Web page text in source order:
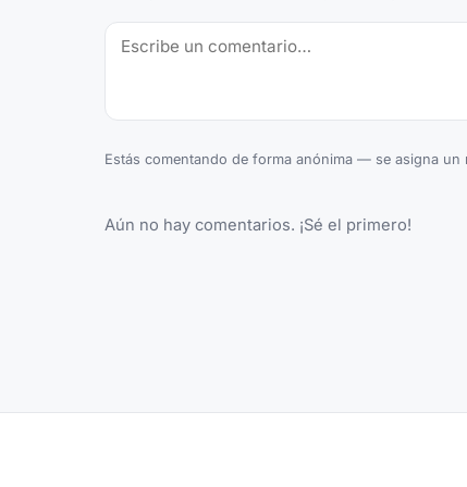
Estás comentando de forma anónima — se asigna
Aún no hay comentarios. ¡Sé el primero!